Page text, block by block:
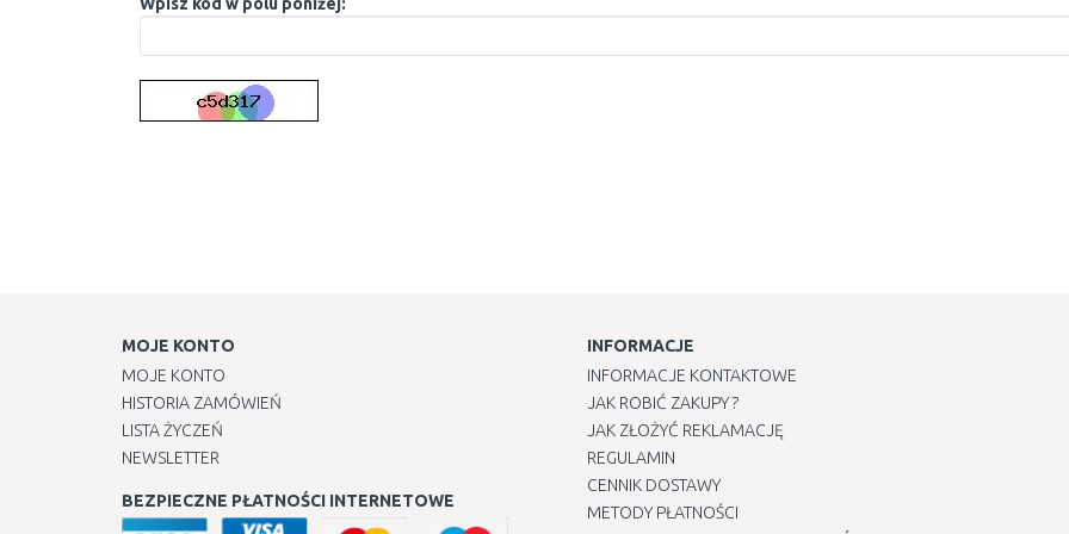
MOJE KONTO
MOJE KONTO
HISTORIA ZAMÓWIEŃ
LISTA ŻYCZEŃ
NEWSLETTER
BEZPIECZNE PŁATNOŚCI INTERNETOWE
INFORMACJE
INFORMACJE KONTAKTOWE
JAK ROBIĆ ZAKUPY ?
JAK ZŁOŻYĆ REKLAMACJĘ
REGULAMIN
CENNIK DOSTAWY
METODY PŁATNOŚCI